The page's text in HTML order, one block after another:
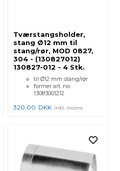
Tværstangsholder,
stang Ø12 mm til
stang/rør, MOD 0827,
304 - (130827012)
130827-012 - 4 Stk.
til Ø12 mm stang/rør
former art. no.
13083001212
320,00 DKK inkl. moms